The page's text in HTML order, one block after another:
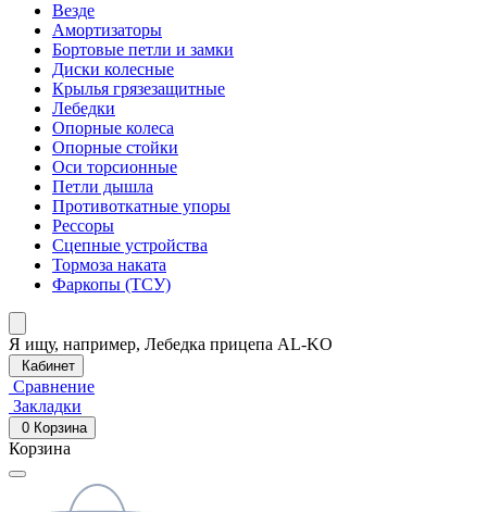
Везде
Амортизаторы
Бортовые петли и замки
Диски колесные
Крылья грязезащитные
Лебедки
Опорные колеса
Опорные стойки
Оси торсионные
Петли дышла
Противоткатные упоры
Рессоры
Сцепные устройства
Тормоза наката
Фаркопы (ТСУ)
Я ищу, например, Лебедка прицепа AL-KO
Кабинет
Сравнение
Закладки
0 Корзина
Корзина